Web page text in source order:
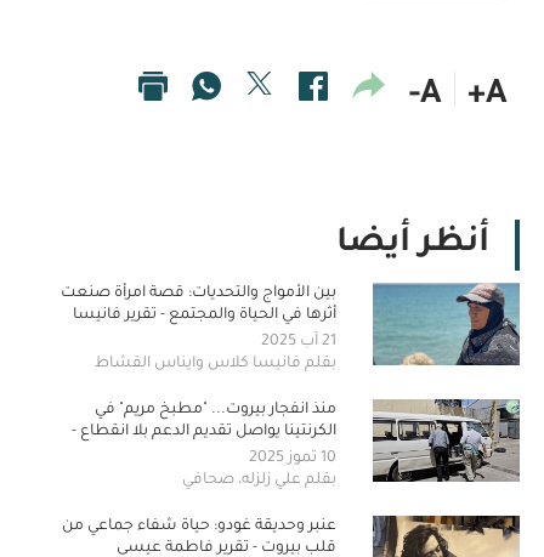
A+
A-
أنظر أيضا
بين الأمواج والتحديات: قصة امرأة صنعت
أثرها في الحياة والمجتمع - تقرير فانيسا
كلاس و ايناس القشاط
21 آب 2025
بقلم فانيسا كلاس وايناس القشاط
منذ انفجار بيروت... "مطبخ مريم" في
الكرنتينا يواصل تقديم الدعم بلا انقطاع -
تقرير علي زلزله
10 تموز 2025
بقلم علي زلزله، صحافي
عنبر وحديقة غودو: حياة شفاء جماعي من
قلب بيروت - تقرير فاطمة عيسى